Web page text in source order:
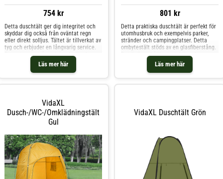
754 kr
Läs mer här
Detta duschtält ger dig integritet och
skyddar dig också från oväntat regn
eller direkt solljus. Tältet är tillverkat av
tyg och erbjuder en långvarig service.
Dess stora entré med dragkedja skapar
en praktisk ingång. Det finns också ett
fönster på sidan för att kontrollera
utanför. När tältet inte
801 kr
Läs mer här
Detta praktiska duschtält är perfekt för
utomhusbruk och exempelvis parker,
stränder och campingplatser. Detta
ombytestält stöds av en glasfiberstång.
Det är även hållbart, stabilt och
praktiskt. WC-tältet har ett tak för extra
avskildhet när du duschar eller byter
om. Dess stora entré med dragkedja
VidaXL
Dusch-/WC-/omklädningstält
Gul
VidaXL Duschtält Grön